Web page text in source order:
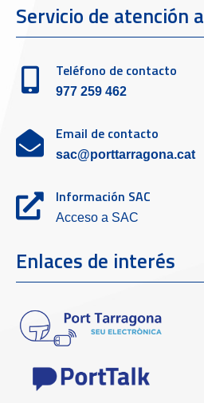
Servicio de atención
Teléfono de contacto
977 259 462
Email de contacto
sac@porttarragona.cat
Información SAC
Acceso a SAC
Enlaces de interés